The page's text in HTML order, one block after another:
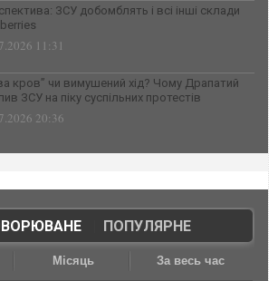
ЗСУ добомблять і всі інші склади
11:31
кров” чи вимушений хід? Чому Драпатий
ЗСУ на піку суспільних протестів
20:36
| ПОПУЛЯРНЕ
Місяць За весь час